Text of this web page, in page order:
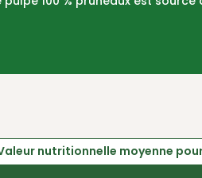
nutritionnelle moyenne